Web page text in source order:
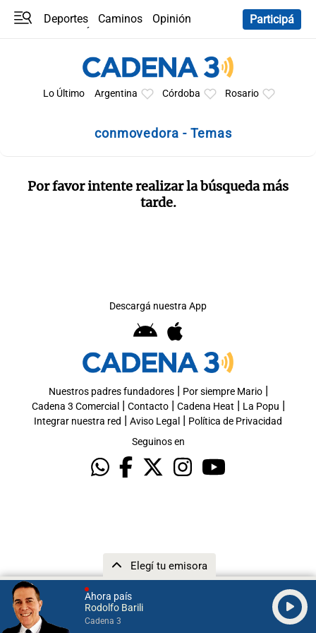
Ahora país
Rodolfo Barili
Cadena 3
Elegí tu emisora
Deportes Caminos
Opinión
Participá
Lo Último Argentina Córdoba Rosario
conmovedora - Temas
Por favor intente realizar la búsqueda más
tarde.
Descargá nuestra App
Nuestros padres fundadores| Por siempre Mario|
Cadena 3 Comercial | Contacto| Cadena Heat | La Popu |
Integrar nuestra red | Aviso Legal | Política de Privacidad
Seguinos en